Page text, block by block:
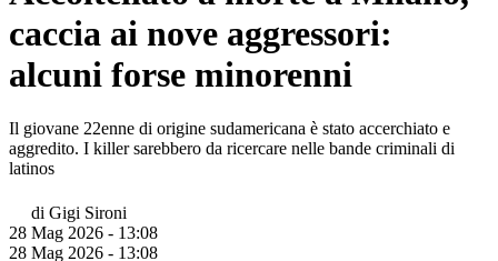
caccia ai nove aggressori:
alcuni forse minorenni
Il giovane 22enne di origine sudamericana è stato accerchiato e
aggredito. I killer sarebbero da ricercare nelle bande criminali di
latinos
di Gigi Sironi
28 Mag 2026 - 13:08
28 Mag 2026 - 13:08